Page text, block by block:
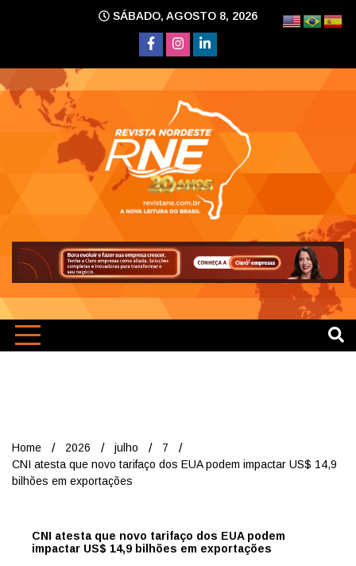
SÁBADO, AGOSTO 8, 2026
Home 2026 julho
7
CNI atesta que novo tarifaço dos EUA podem impactar US$ 14,9
bilhões em exportações
CNI atesta que novo tarifaço dos EUA podem
impactar US$ 14,9 bilhões em exportações